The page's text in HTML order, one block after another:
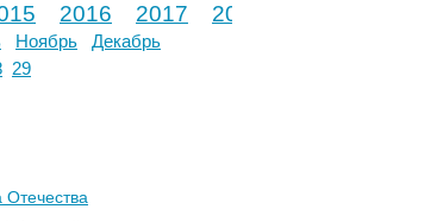
2016 2017 2018
Ноябрь
Декабрь
29